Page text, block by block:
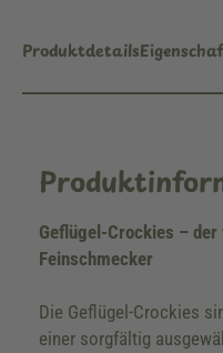
Produktdetails
Geflügel-Crockies –
Feinschmecker
Die Geflügel-Crockies
einer sorgfältig